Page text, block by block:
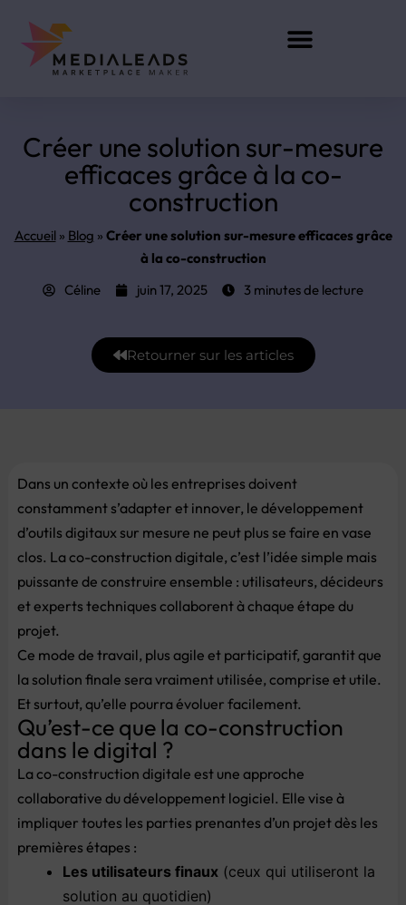
Créer une solution sur-mesure
efficaces grâce à la co-
construction
Accueil» Blog » Créer une solution sur-mesure efficaces grâce
à la co-construction
Céline
juin 17, 2025 3 minutes de lecture
Retourner sur les articles
Dans un contexte où les entreprises doivent
constamment s’adapter et innover, le développement
d’outils digitaux sur mesure ne peut plus se faire en vase
clos. La co-construction digitale, c’est l’idée simple mais
puissante de construire ensemble : utilisateurs, décideurs
et experts techniques collaborent à chaque étape du
projet.
Ce mode de travail, plus agile et participatif, garantit que
la solution finale sera vraiment utilisée, comprise et utile.
Et surtout, qu’elle pourra évoluer facilement.
Qu’est-ce que la co-construction
dans le digital ?
La co-construction digitale est une approche
collaborative du développement logiciel. Elle vise à
impliquer toutes les parties prenantes d’un projet dès les
premières étapes :
Les utilisateurs finaux(ceux qui utiliseront la
solution au quotidien)